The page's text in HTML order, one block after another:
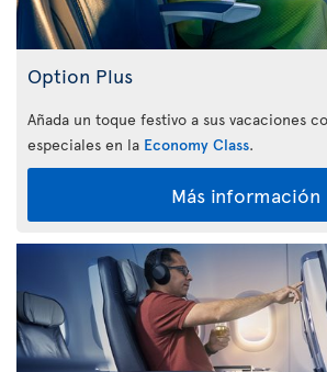
Option Plus
Añada un toque festivo a sus vacaciones
especiales en la Economy Class.
Más información